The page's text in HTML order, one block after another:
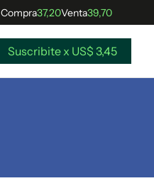
Compra37,20Venta39,70
Suscribite x US$ 3,45